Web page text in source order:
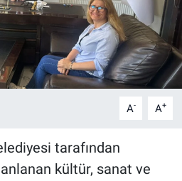
A- A+
tarafından
kültür, sanat ve